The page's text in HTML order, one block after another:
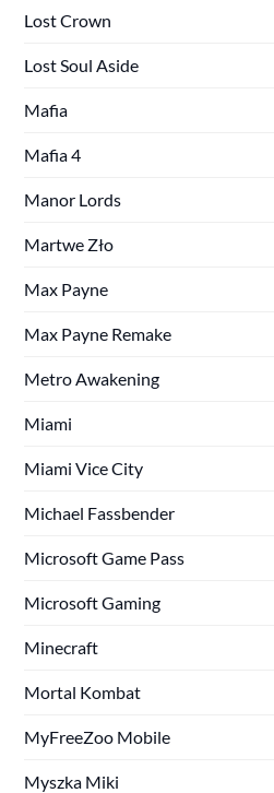
Lost Crown
Lost Soul Aside
Mafia
Mafia 4
Manor Lords
Martwe Zło
Max Payne
Max Payne Remake
Metro Awakening
Miami
Miami Vice City
Michael Fassbender
Microsoft Game Pass
Microsoft Gaming
Minecraft
Mortal Kombat
MyFreeZoo Mobile
Myszka Miki